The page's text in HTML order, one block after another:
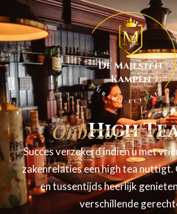
High
Onbezorgd
Succes verzekerd indien u met
zakenrelaties een high tea nuttigt.
en tussentijds heerlijk
verschillende